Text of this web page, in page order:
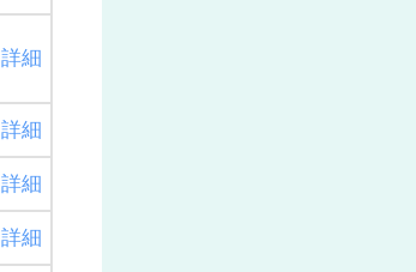
詳細
詳細
詳細
詳細